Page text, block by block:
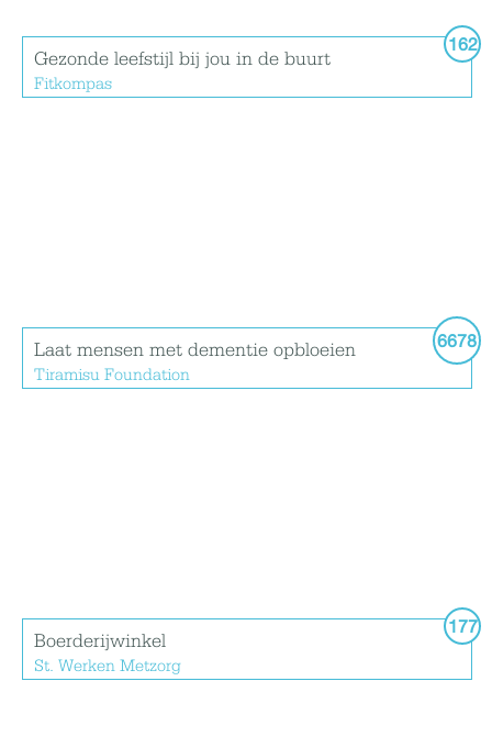
162
Gezonde leefstijl bij jou in de buurt
Fitkompas
6678
Laat mensen met dementie opbloeien
Tiramisu Foundation
177
Boerderijwinkel
St. Werken Metzorg